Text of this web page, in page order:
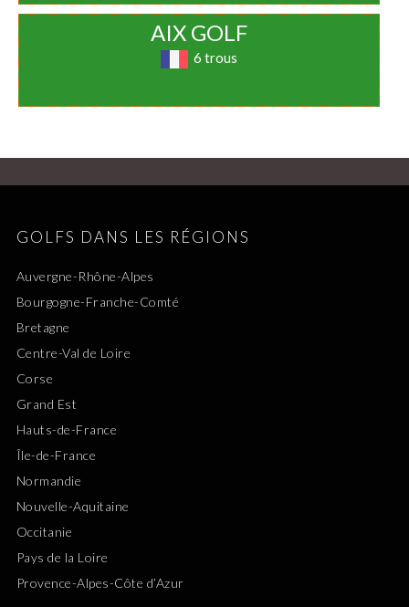
AIX GOLF
6 trous
GOLFS DANS LES RÉGIONS
Auvergne-Rhône-Alpes
Bourgogne-Franche-Comté
Bretagne
Centre-Val de Loire
Corse
Grand Est
Hauts-de-France
Île-de-France
Normandie
Nouvelle-Aquitaine
Occitanie
Pays de la Loire
Provence-Alpes-Côte d’Azur